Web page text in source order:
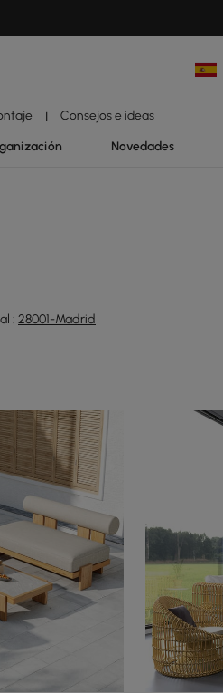
| Consejos e ideas
Novedades
: 28001-Madrid